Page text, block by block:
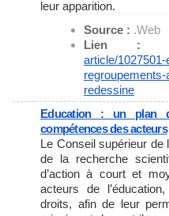
leur apparition.
Source : .Web
Lien :
article/
redessine
Education : un plan
compétences des acteurs
Le Conseil supérieur de
de la recherche
d’action à court et
acteurs de
droits, afin de leur